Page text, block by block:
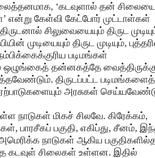
‘கடவுளால் தன்
என்று கேள்வி கேட்போர் முட்டாள்கள்
சிலுவையையும் திருட
முடியையும் திருட முடியும்,
படிமங்கள்
தன்னகத்தே
திருடப்பட்ட படிமங்களைத்
அரசுகள்
நாடுகள் மிகச் சிலவே. கிரேக்கம்,
பாரசீகப் பகுதி, எகிப்து, சீனம்,
நாடுகள் ஆகிய
கடவுள் சிலைகள் உள்ளன. இதில்